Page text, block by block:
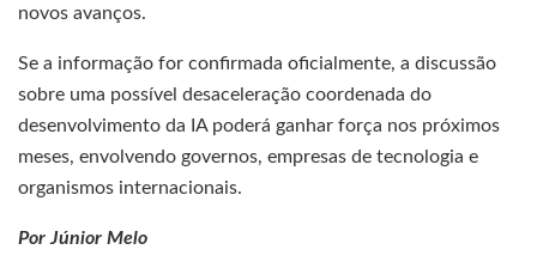
novos avanços.
Se a informação for confirmada oficialmente, a discussão
sobre uma possível desaceleração coordenada do
desenvolvimento da IA poderá ganhar força nos próximos
meses, envolvendo governos, empresas de tecnologia e
organismos internacionais.
Por Júnior Melo